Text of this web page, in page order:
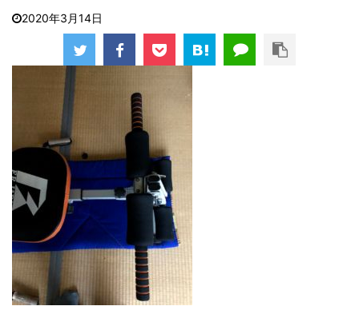
2020年3月14日